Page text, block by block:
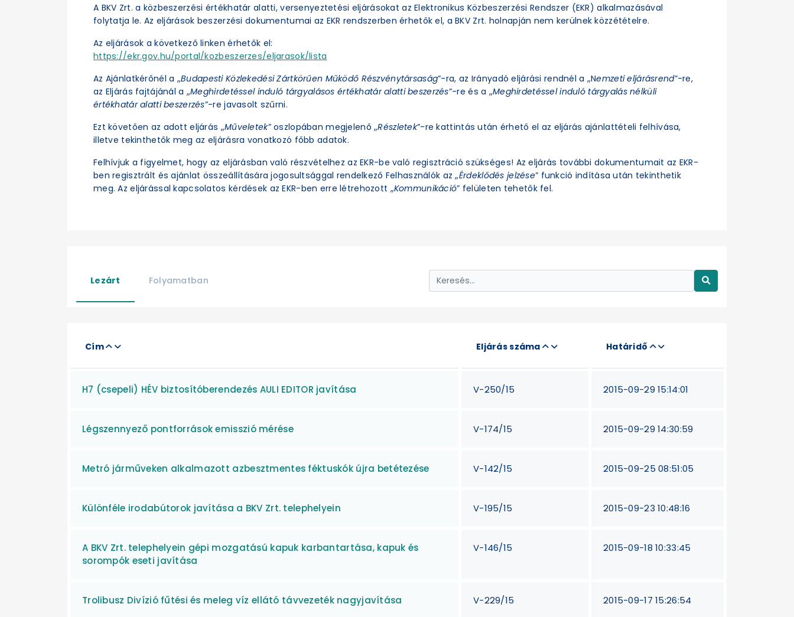
A BKV Zrt. a közbeszerzési értékhatár alatti, versenyeztetési eljárásokat az Elektronikus Közbeszerzési Rendszer (EKR) alkalmazásával
folytatja le. Az eljárások beszerzési dokumentumai az EKR rendszerben érhetők el, a BKV Zrt. holnapján nem kerülnek közzétételre.
Az eljárások a következő linken érhetők el:
https://ekr.gov.hu/portal/kozbeszerzes/eljarasok/lista
Az Ajánlatkérőnél a „Budapesti Közlekedési Zártkörűen Működő Részvénytársaság”-ra, az Irányadó eljárási rendnél a „Nemzeti eljárásrend”-re,
az Eljárás fajtájánál a „Meghirdetéssel induló tárgyalásos értékhatár alatti beszerzés”-re és a „Meghirdetéssel induló tárgyalás nélküli
értékhatár alatti beszerzés”-re javasolt szűrni.
Ezt követően az adott eljárás „Műveletek” oszlopában megjelenő „Részletek”-re kattintás után érhető el az eljárás ajánlattételi felhívása,
illetve tekinthetők meg az eljárásra vonatkozó főbb adatok.
Felhívjuk a figyelmet, hogy az eljárásban való részvételhez az EKR-be való regisztráció szükséges! Az eljárás további dokumentumait az EKR-
ben regisztrált és ajánlat összeállítására jogosultsággal rendelkező Felhasználók az „Érdeklődés jelzése” funkció indítása után tekinthetik
meg. Az eljárással kapcsolatos kérdések az EKR-ben erre létrehozott „Kommunikáció” felületen tehetők fel.
Lezárt Folyamatban
Cím Eljárás száma Határidő
H7 (csepeli) HÉV biztosítóberendezés AULI EDITOR javítása V-250/15 2015-09-29 15:14:01
Légszennyező pontforrások emisszió mérése V-174/15 2015-09-29 14:30:59
Metró járműveken alkalmazott azbesztmentes féktuskók újra betétezése V-142/15 2015-09-25 08:51:05
Különféle irodabútorok javítása a BKV Zrt. telephelyein V-195/15 2015-09-23 10:48:16
A BKV Zrt. telephelyein gépi mozgatású kapuk karbantartása, kapuk és
sorompók eseti javítása
V-146/15 2015-09-18 10:33:45
Trolibusz Divízió fűtési és meleg víz ellátó távvezeték nagyjavítása V-229/15 2015-09-17 15:26:54